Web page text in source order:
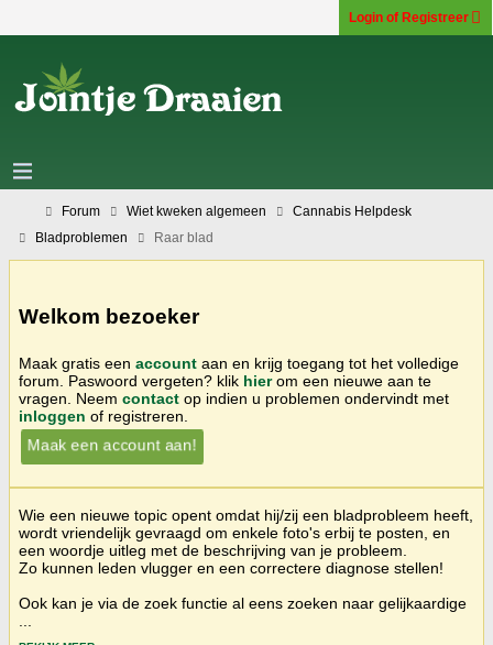
Login of Registreer
Forum Wiet kweken algemeen
Cannabis Helpdesk
Bladproblemen
Raar blad
Welkom bezoeker
Maak gratis een account aan en krijg toegang tot het volledige
forum. Paswoord vergeten? klik hierom een nieuwe aan te
vragen. Neem contact op indien u problemen ondervindt met
inloggen of registreren.
Maak een account aan!
Wie een nieuwe topic opent omdat hij/zij een bladprobleem heeft,
wordt vriendelijk gevraagd om enkele foto's erbij te posten, en
een woordje uitleg met de beschrijving van je probleem.
Zo kunnen leden vlugger en een correctere diagnose stellen!
Ook kan je via de zoek functie al eens zoeken naar gelijkaardige